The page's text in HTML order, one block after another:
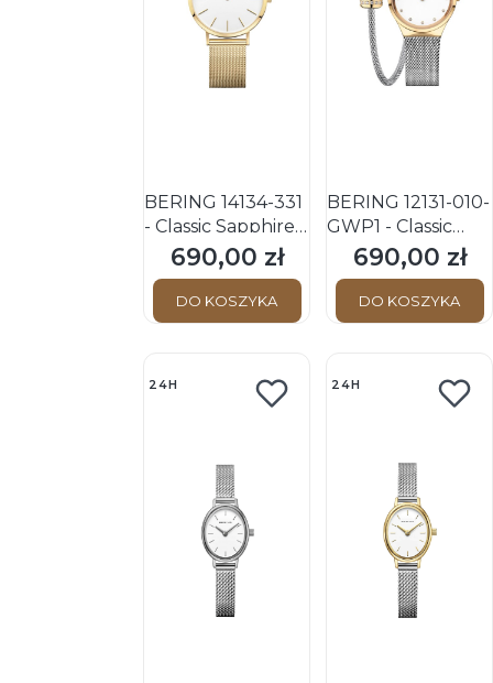
BERING 14134-331
- Classic Sapphire -
Damski - Zegarek
kwarcowy
Cena
690,00 zł
DO KOSZYKA
BERING 12131-010-
GWP1 - Classic
Sapphire - Damski
- Zegarek +
Bransoletka
Cena
690,00 zł
DO KOSZYKA
24H 24H